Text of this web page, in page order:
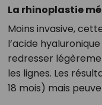
La rhinoplastie
Moins invasive,
l’acide
redresser
les lignes. Les
18 mois) mais